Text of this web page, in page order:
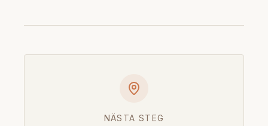
NÄSTA STEG